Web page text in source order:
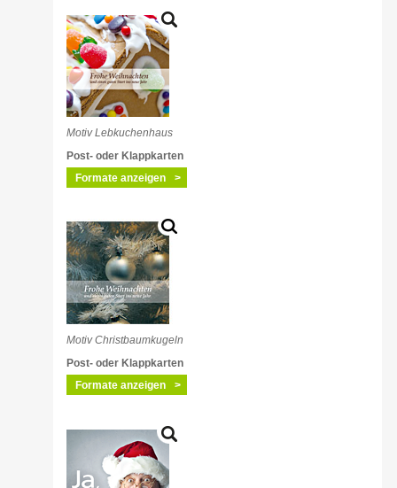
Motiv Lebkuchenhaus
Post- oder Klappkarten
Formate anzeigen
Motiv Christbaumkugeln
Post- oder Klappkarten
Formate anzeigen